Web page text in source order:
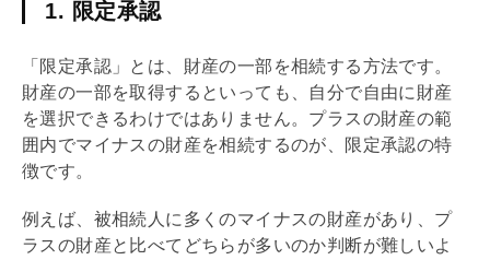
1. 限定承認
「限定承認」とは、財産の一部を相続する方法です。
財産の一部を取得するといっても、自分で自由に財産
を選択できるわけではありません。プラスの財産の範
囲内でマイナスの財産を相続するのが、限定承認の特
徴です。
例えば、被相続人に多くのマイナスの財産があり、プ
ラスの財産と比べてどちらが多いのか判断が難しいよ